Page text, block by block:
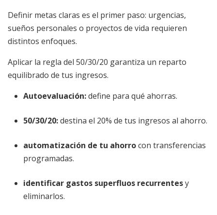
Definir metas claras es el primer paso: urgencias,
sueños personales o proyectos de vida requieren
distintos enfoques.
Aplicar la regla del 50/30/20 garantiza un reparto
equilibrado de tus ingresos.
Autoevaluación:define para qué ahorras.
50/30/20:destina el 20% de tus ingresos al ahorro.
automatización de tu ahorrocon transferencias
programadas.
identificar gastos superfluos recurrentesy
eliminarlos.